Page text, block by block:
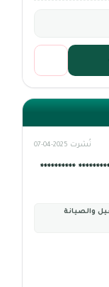
نُشرت 2025-04-07
**********
والصيانة